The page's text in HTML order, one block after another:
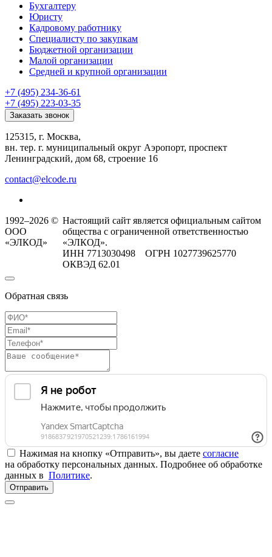
Бухгалтеру
Юристу
Кадровому работнику
Специалисту по закупкам
Бюджетной организации
Малой организации
Средней и крупной организации
+7 (495) 234-36-61
+7 (495) 223-03-35
Заказать звонок
125315, г. Москва,
вн. тер. г. муниципальный округ Аэропорт, проспект
Ленинградский, дом 68, строение 16
contact@elcode.ru
1992–2026 ©
ООО
«ЭЛКОД»
Настоящий сайт является официальным сайтом
общества с ограниченной ответственностью
«ЭЛКОД».
ИНН 7713030498 ОГРН 1027739625770
ОКВЭД 62.01
Обратная связь
Нажимая на кнопку «Отправить», вы даете согласие
на обработку персональных данных. Подробнее об обработке
данных в Политике.
Отправить